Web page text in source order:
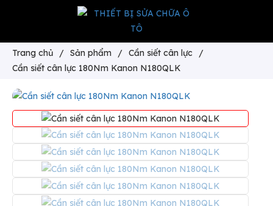
Trang chủ / Sản phẩm / Cần siết cân lực
/
Cần siết cân lực 180Nm Kanon N180QLK